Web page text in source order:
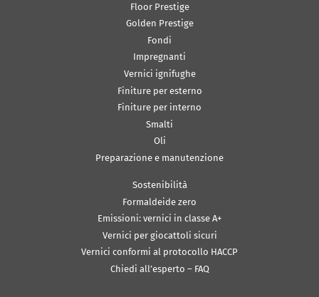
Floor Prestige
Golden Prestige
Fondi
Impregnanti
Vernici ignifughe
Finiture per esterno
Finiture per interno
Smalti
Oli
Preparazione e manutenzione
Sostenibilità
Formaldeide zero
Emissioni: vernici in classe A+
Vernici per giocattoli sicuri
Vernici conformi al protocollo HACCP
Chiedi all’esperto – FAQ